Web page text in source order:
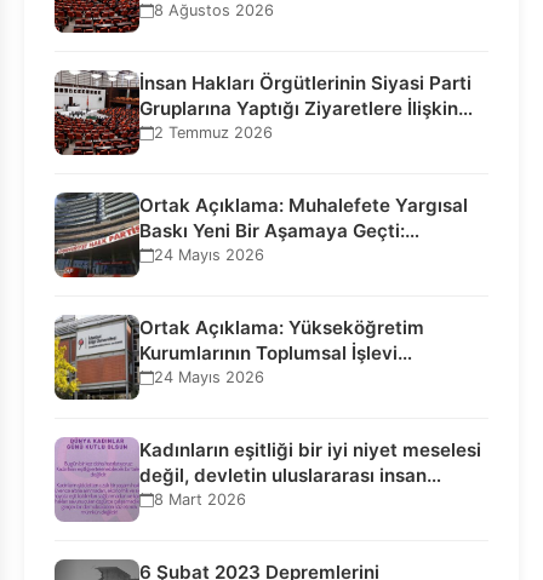
8 Ağustos 2026
İnsan Hakları Örgütlerinin Siyasi Parti
Gruplarına Yaptığı Ziyaretlere İlişkin
Bilgilendirme…
2 Temmuz 2026
Ortak Açıklama: Muhalefete Yargısal
Baskı Yeni Bir Aşamaya Geçti:
Seçilmiş…
24 Mayıs 2026
Ortak Açıklama: Yükseköğretim
Kurumlarının Toplumsal İşlevi
Kurucularının Ticari Akıbetine
24 Mayıs 2026
Kadınların eşitliği bir iyi niyet meselesi
değil, devletin uluslararası insan…
8 Mart 2026
6 Şubat 2023 Depremlerini